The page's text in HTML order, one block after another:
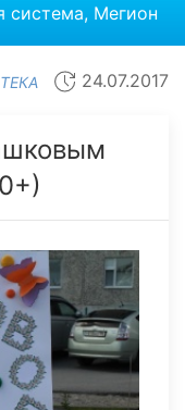
система, Мегион
24.07.2017